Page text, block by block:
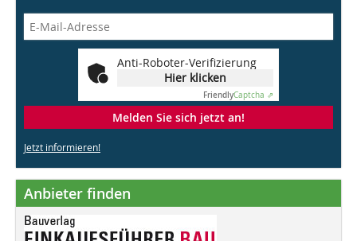
Anti-Roboter-Verifizierung
Hier klicken
FriendlyCaptcha ⇗
Melden Sie sich jetzt an!
Jetzt informieren!
Anbieter finden